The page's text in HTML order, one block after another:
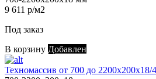
9 611 р/м2
Под заказ
В корзину Добавлен
Техномассив от 700 до